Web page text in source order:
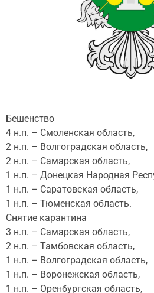
Бешенство
4 н.п. – Смоленская область,
2 н.п. – Волгоградская область,
2 н.п. – Самарская область,
1 н.п. – Донецкая Народная
1 н.п. – Саратовская область,
1 н.п. – Тюменская область.
Снятие карантина
3 н.п. – Самарская область,
2 н.п. – Тамбовская область,
1 н.п. – Волгоградская область,
1 н.п. – Воронежская область,
1 н.п. – Оренбургская область,